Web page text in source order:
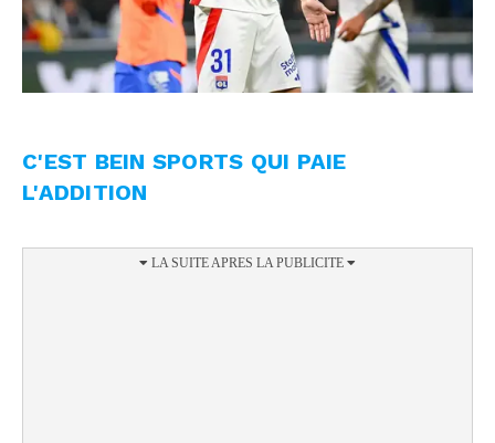
C'EST BEIN SPORTS QUI PAIE
L'ADDITION